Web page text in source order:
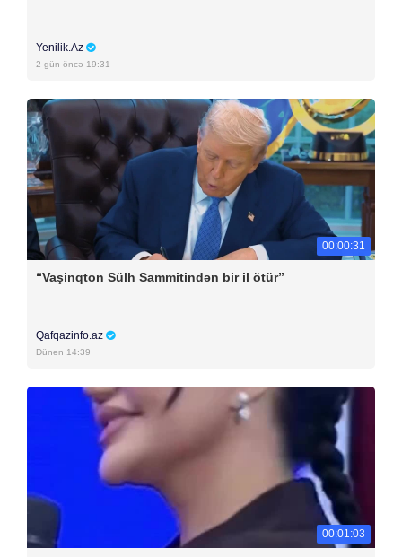
Yenilik.Az
2 gün öncə 19:31
00:00:31
“Vaşinqton Sülh Sammitindən bir il ötür”
Qafqazinfo.az
Dünən 14:39
00:01:03